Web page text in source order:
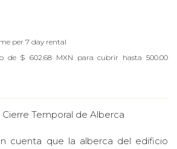
per 7 day rental
de $ 602.68 MXN para cubrir hasta 500.00
Temporal de Alberca
cuenta que la alberca del edificio